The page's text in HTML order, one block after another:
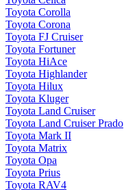
Toyota Corolla
Toyota Corona
Toyota FJ Cruiser
Toyota Fortuner
Toyota HiAce
Toyota Highlander
Toyota Hilux
Toyota Kluger
Toyota Land Cruiser
Toyota Land Cruiser Prado
Toyota Mark II
Toyota Matrix
Toyota Opa
Toyota Prius
Toyota RAV4